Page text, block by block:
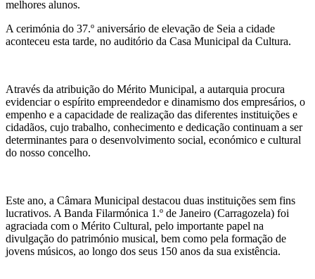
melhores alunos.
A cerimónia do 37.º aniversário de elevação de Seia a cidade
aconteceu esta tarde, no auditório da Casa Municipal da Cultura.
Através da atribuição do Mérito Municipal, a autarquia procura
evidenciar o espírito empreendedor e dinamismo dos empresários, o
empenho e a capacidade de realização das diferentes instituições e
cidadãos, cujo trabalho, conhecimento e dedicação continuam a ser
determinantes para o desenvolvimento social, económico e cultural
do nosso concelho.
Este ano, a Câmara Municipal destacou duas instituições sem fins
lucrativos. A Banda Filarmónica 1.º de Janeiro (Carragozela) foi
agraciada com o Mérito Cultural, pelo importante papel na
divulgação do património musical, bem como pela formação de
jovens músicos, ao longo dos seus 150 anos da sua existência.